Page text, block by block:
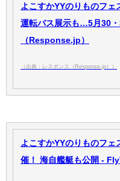
よこすかYYのりものフ
運転バス展示も…5月30
（Response.jp）
（出典：レスポンス（Response.jp））
よこすかYYのりものフ
催！ 海自艦艇も公開 -